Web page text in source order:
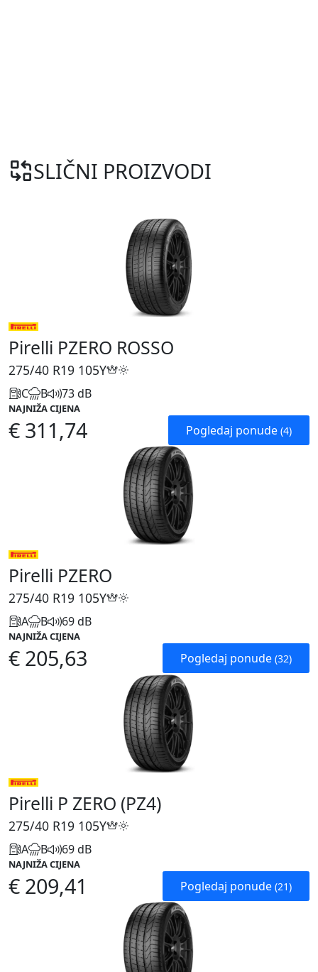
SLIČNI PROIZVODI
Pirelli PZERO ROSSO
275/40 R19 105Y
C B 73 dB
NAJNIŽA CIJENA
€ 311,74 Pogledaj ponude (4)
Pirelli PZERO
275/40 R19 105Y
A B 69 dB
NAJNIŽA CIJENA
€ 205,63 Pogledaj ponude (32)
Pirelli P ZERO (PZ4)
275/40 R19 105Y
A B 69 dB
NAJNIŽA CIJENA
€ 209,41 Pogledaj ponude (21)